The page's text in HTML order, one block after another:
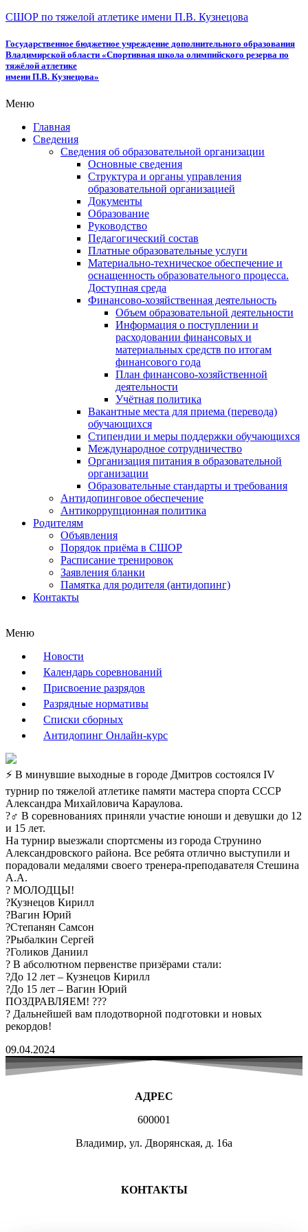
СШОР по тяжелой атлетике имени П.В. Кузнецова
Государственное бюджетное учреждение дополнительного образования
Владимирской области «Спортивная школа олимпийского резерва по
тяжёлой атлетике
имени П.В. Кузнецова»
Меню
Главная
Сведения
Сведения об образовательной организации
Основные сведения
Структура и органы управления
образовательной организацией
Документы
Образование
Руководство
Педагогический состав
Платные образовательные услуги
Материально-техническое обеспечение и
оснащенность образовательного процесса.
Доступная среда
Финансово-хозяйственная деятельность
Объем образовательной деятельности
Информация о поступлении и
расходовании финансовых и
материальных средств по итогам
финансового года
План финансово-хозяйственной
деятельности
Учётная политика
Вакантные места для приема (перевода)
обучающихся
Стипендии и меры поддержки обучающихся
Международное сотрудничество
Организация питания в образовательной
организации
Образовательные стандарты и требования
Антидопинговое обеспечение
Антикоррупционная политика
Родителям
Объявления
Порядок приёма в СШОР
Расписание тренировок
Заявления бланки
Памятка для родителя (антидопинг)
Контакты
Меню
Новости
Календарь соревнований
Присвоение разрядов
Разрядные нормативы
Списки сборных
Антидопинг Онлайн-курс
⚡ В минувшие выходные в городе Дмитров состоялся IV
турнир по тяжелой атлетике памяти мастера спорта СССР
Александра Михайловича Караулова.
?‍♂ В соревнованиях приняли участие юноши и девушки до 12
и 15 лет.
На турнир выезжали спортсмены из города Струнино
Александровского района. Все ребята отлично выступили и
порадовали медалями своего тренера-преподавателя Стешина
А.А.
? МОЛОДЦЫ!
?Кузнецов Кирилл
?Вагин Юрий
?Степанян Самсон
?Рыбалкин Сергей
?Голиков Даниил
? В абсолютном первенстве призёрами стали:
?До 12 лет – Кузнецов Кирилл
?До 15 лет – Вагин Юрий
ПОЗДРАВЛЯЕМ! ???
? Дальнейшей вам плодотворной подготовки и новых
рекордов!
09.04.2024
АДРЕС
600001
Владимир, ул. Дворянская, д. 16а
КОНТАКТЫ